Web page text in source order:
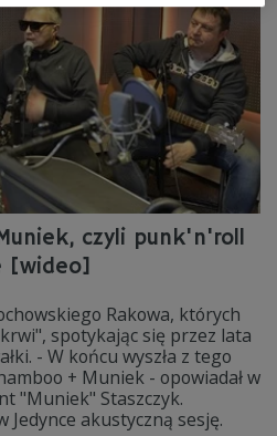
czyli punk'n'roll
[wideo]
Rakowa, których
spotykając się przez lata
- W końcu wyszła z tego
+ Muniek - opowiadał w
"Muniek" Staszczyk.
Jedynce akustyczną sesję.